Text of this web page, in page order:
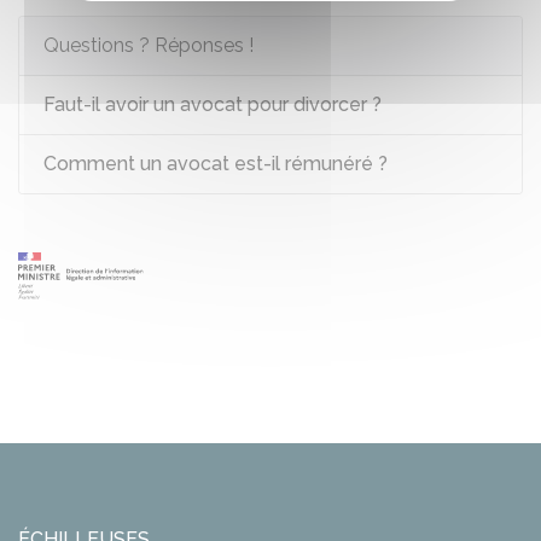
Questions ? Réponses !
Faut-il avoir un avocat pour divorcer ?
Comment un avocat est-il rémunéré ?